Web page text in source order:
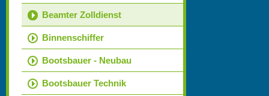
Beamter Zolldienst
Binnenschiffer
Bootsbauer - Neubau
Bootsbauer Technik